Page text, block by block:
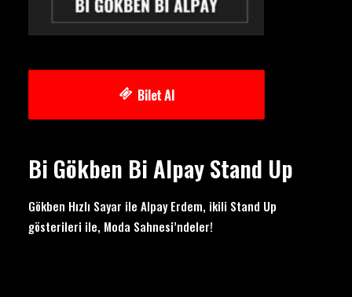
Bilet Al
Bi Gökben Bi Alpay Stand Up
Gökben Hızlı Sayar ile Alpay Erdem, ikili Stand Up
gösterileri ile, Moda Sahnesi’ndeler!